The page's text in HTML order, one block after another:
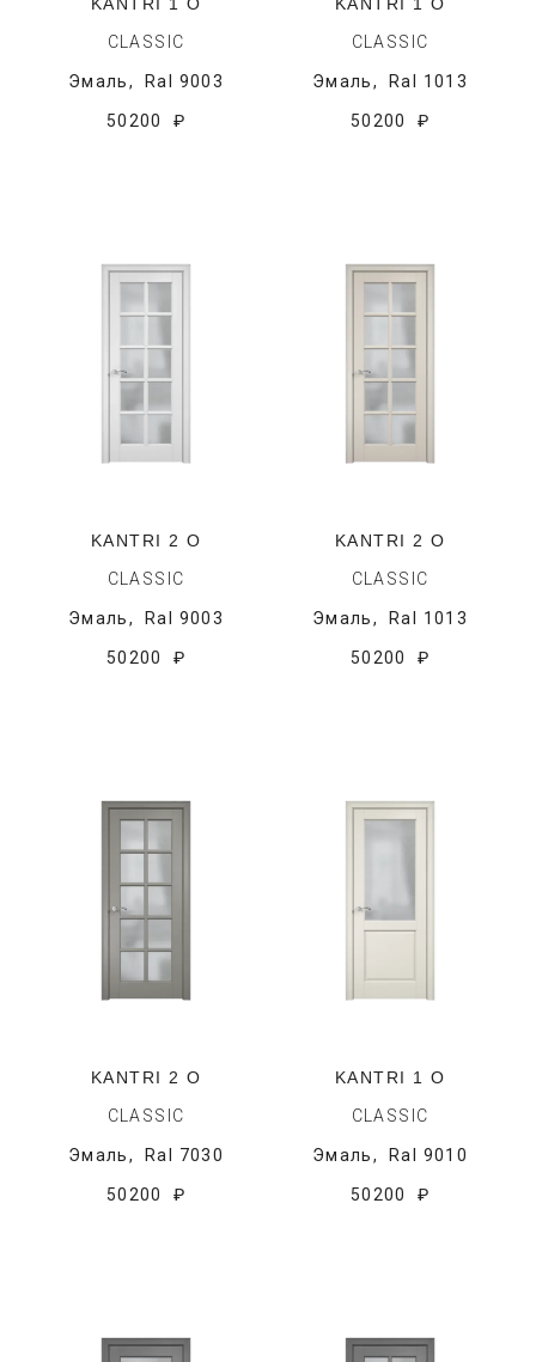
CLASSIC
Эмаль, Ral 9003
50200 ₽
CLASSIC
Эмаль, Ral 1013
50200 ₽
KANTRI 2 O
CLASSIC
Эмаль, Ral 9003
50200 ₽
KANTRI 2 O
CLASSIC
Эмаль, Ral 1013
50200 ₽
KANTRI 2 O
CLASSIC
Эмаль, Ral 7030
50200 ₽
KANTRI 1 O
CLASSIC
Эмаль, Ral 9010
50200 ₽